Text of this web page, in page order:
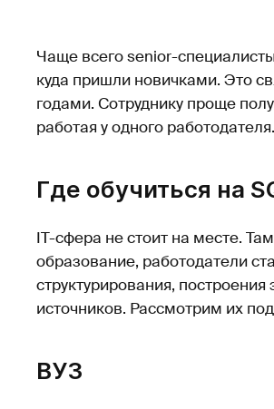
Чаще всего senior-
куда пришли новичками. Это
годами. Сотруднику проще
работая у одного работодателя.
Где обучиться на
IT-сфера не стоит на месте.
образование, работодатели
структурирования,
источников. Рассмотрим их
ВУЗ